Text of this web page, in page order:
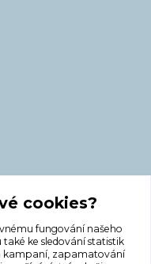
cookies?
fungování našeho
ke sledování statistik
kampaní, zapamatování